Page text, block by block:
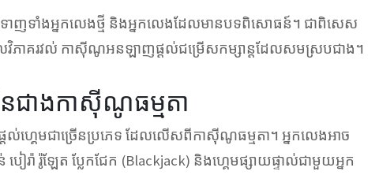
ាញទាំងអ្នកលេងថ្មី និងអ្នកលេងដែលមានបទពិសោធន៍។ ជាពិសេស
ភាគរវល់ កាស៊ីណូអនឡាញផ្តល់ជម្រើសកម្សាន្តដែលសមស្របជាង។
នជាងកាស៊ីណូធម្មតា
ហ្គេមជាច្រើនប្រភេទ ដែលលើសពីកាស៊ីណូធម្មតា។ អ្នកលេងអាច
បៀរ៉ា រ៉ូឡែត ប្លែកជែក (Blackjack) និងហ្គេមផ្សាយផ្ទាល់ជាមួយអ្នក